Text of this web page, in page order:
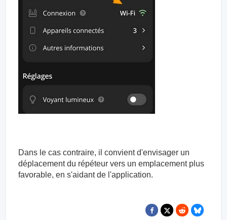
Dans le cas contraire, il convient d'envisager un
déplacement du répéteur vers un emplacement plus
favorable, en s'aidant de l'application.